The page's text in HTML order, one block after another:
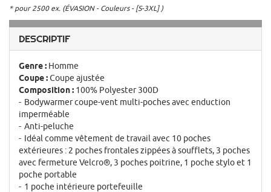
* pour 2500 ex. (ÉVASION - Couleurs - [S-3XL] )
DESCRIPTIF
Genre : Homme
Coupe :Coupe ajustée
Composition : 100% Polyester 300D
Bodywarmer coupe-vent multi-poches avec enduction
imperméable
Anti-peluche
Idéal comme vêtement de travail avec 10 poches
extérieures : 2 poches frontales zippées à soufflets, 3 poches
avec fermeture Velcro®, 3 poches poitrine, 1 poche stylo et 1
poche portable
1 poche intérieure portefeuille